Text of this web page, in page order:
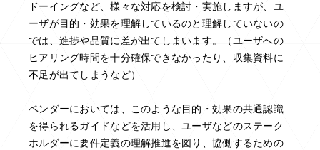
ドーイングなど、様々な対応を検討・実施しますが、ユ
ーザが目的・効果を理解しているのと理解していないの
では、進捗や品質に差が出てしまいます。（ユーザへの
ヒアリング時間を十分確保できなかったり、収集資料に
不足が出てしまうなど）
ベンダーにおいては、このような目的・効果の共通認識
を得られるガイドなどを活用し、ユーザなどのステーク
ホルダーに要件定義の理解推進を図り、協働するための